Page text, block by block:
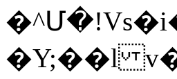
�Y;��l